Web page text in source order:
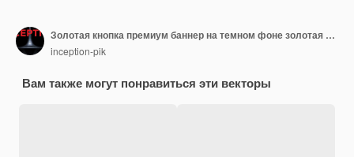
Золотая кнопка премиум баннер на темном фоне золотая кнопка в круглой золотой рамке вектор
inception-pik
Вам также могут понравиться эти векторы